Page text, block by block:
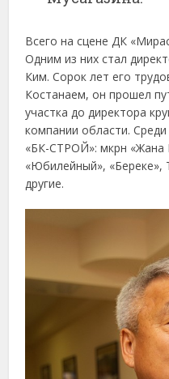
Всего на сцене ДК
Одним из них стал
Ким. Сорок лет его
Костанаем, он прошел
участка до директора
компании области.
«БК-СТРОЙ»: мкрн «Жана
«Юбилейный», «Береке»,
другие.